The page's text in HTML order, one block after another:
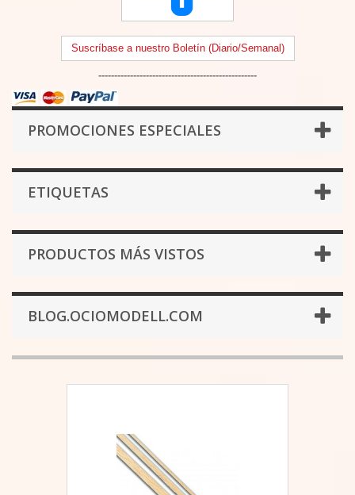
Suscríbase a nuestro Boletín (Diario/Semanal)
--------------------------------------------------
PROMOCIONES ESPECIALES
ETIQUETAS
PRODUCTOS MÁS VISTOS
BLOG.OCIOMODELL.COM